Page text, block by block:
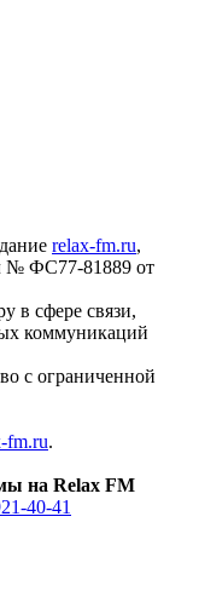
relax-fm.ru,
№ ФС77-81889 от
в сфере связи,
коммуникаций
с ограниченной
fm.ru.
на Relax FM
40-41